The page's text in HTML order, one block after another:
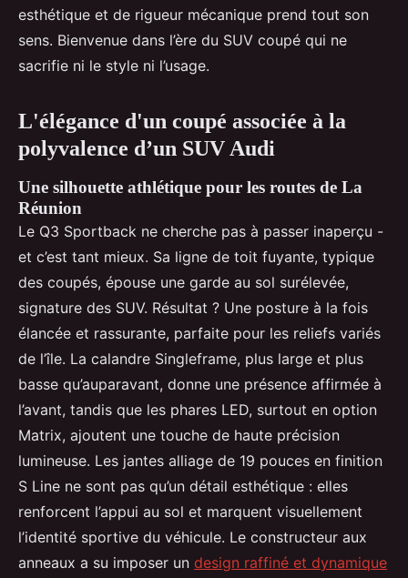
esthétique et de rigueur mécanique prend tout son
sens. Bienvenue dans l’ère du SUV coupé qui ne
sacrifie ni le style ni l’usage.
L'élégance d'un coupé associée à la
polyvalence d’un SUV Audi
Une silhouette athlétique pour les routes de La
Réunion
Le Q3 Sportback ne cherche pas à passer inaperçu -
et c’est tant mieux. Sa ligne de toit fuyante, typique
des coupés, épouse une garde au sol surélevée,
signature des SUV. Résultat ? Une posture à la fois
élancée et rassurante, parfaite pour les reliefs variés
de l’île. La calandre Singleframe, plus large et plus
basse qu’auparavant, donne une présence affirmée à
l’avant, tandis que les phares LED, surtout en option
Matrix, ajoutent une touche de haute précision
lumineuse. Les jantes alliage de 19 pouces en finition
S Line ne sont pas qu’un détail esthétique : elles
renforcent l’appui au sol et marquent visuellement
l’identité sportive du véhicule. Le constructeur aux
anneaux a su imposer un design raffiné et dynamique